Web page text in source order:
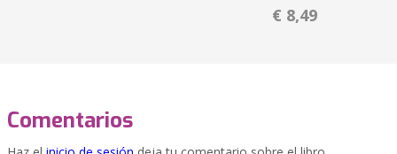
€ 8,49
Comentarios